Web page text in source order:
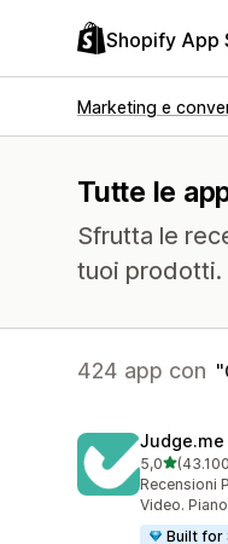
Shopify App
Marketing e
Tutte le
Sfrutta le
tuoi prodotti.
424 app con
Judge.me
5,0stelle su
43100
Recensioni
Video.
Built for